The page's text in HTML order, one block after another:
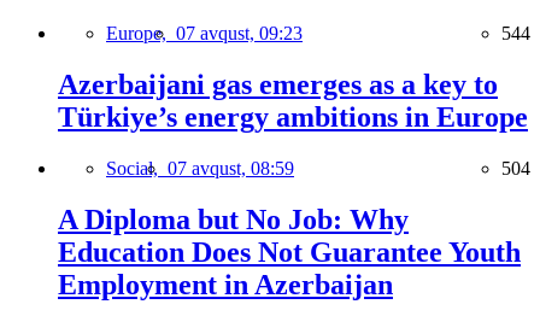
Europe, 07 avqust, 09:23 544
Azerbaijani gas emerges as a key to
Türkiye’s energy ambitions in Europe
Social, 07 avqust, 08:59 504
A Diploma but No Job: Why
Education Does Not Guarantee Youth
Employment in Azerbaijan